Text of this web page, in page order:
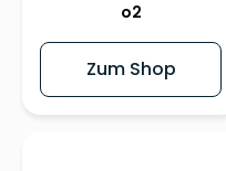
o2
Zum Shop